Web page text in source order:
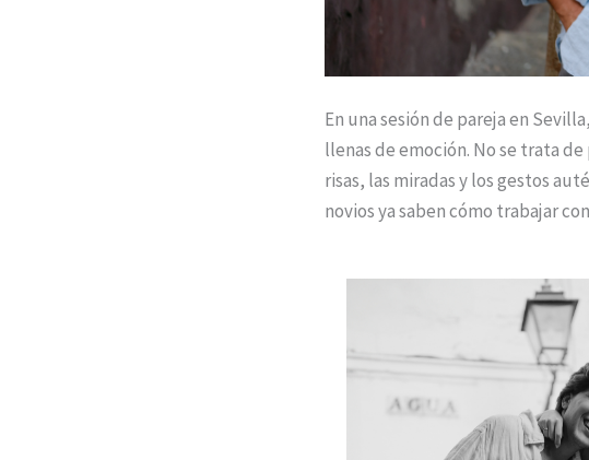
En una sesión de pareja en
llenas de emoción. No se trata
risas, las miradas y los gestos
novios ya saben cómo trabajar